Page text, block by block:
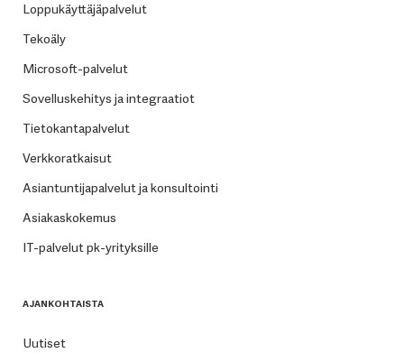
Loppukäyttäjäpalvelut
Tekoäly
Microsoft-palvelut
Sovelluskehitys ja integraatiot
Tietokantapalvelut
Verkkoratkaisut
Asiantuntijapalvelut ja konsultointi
Asiakaskokemus
IT-palvelut pk-yrityksille
AJANKOHTAISTA
Uutiset